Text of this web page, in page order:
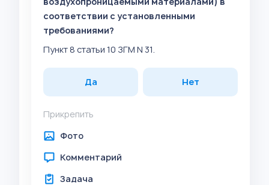
соответствии с установленными
требованиями?
Пункт 8 статьи 10 ЗГМ N 31.
Да Нет
Прикрепить
Фото
Комментарий
Задача